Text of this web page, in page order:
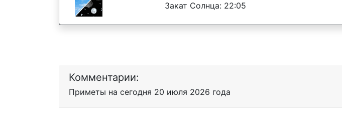
Закат Солнца: 22:05
Комментарии:
Приметы на сегодня 20 июля 2026 года